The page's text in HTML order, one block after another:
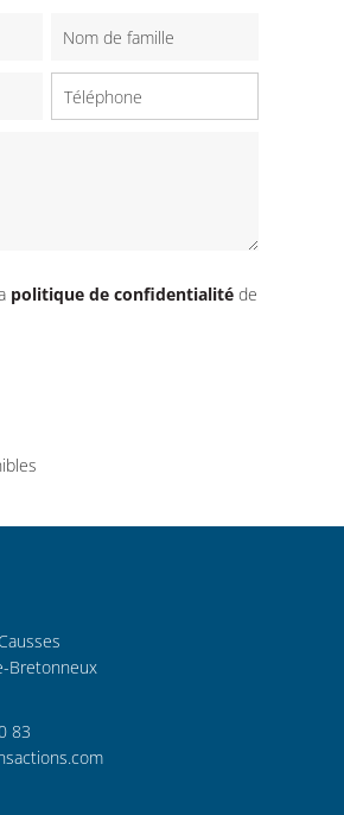
politique de confidentialité de
Bretonneux
83